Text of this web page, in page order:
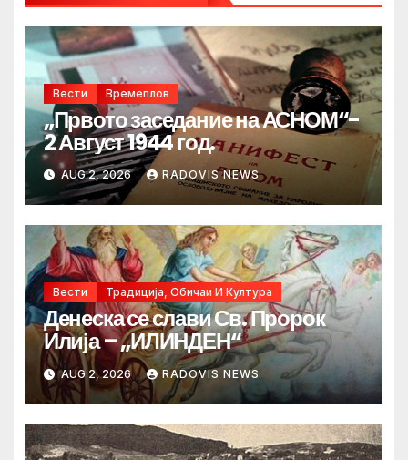
Вести Времеплов
„Првото заседание на АСНОМ“-
2 Август 1944 год.
AUG 2, 2026 RADOVIS NEWS
Вести Традиција, Обичаи И Култура
Денеска се слави Св. Пророк
Илија – „ИЛИНДЕН“
AUG 2, 2026 RADOVIS NEWS